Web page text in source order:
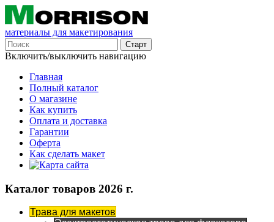
материалы для макетирования
Включить/выключить навигацию
Главная
Полный каталог
О магазине
Как купить
Оплата и доставка
Гарантии
Оферта
Как сделать макет
Каталог товаров 2026 г.
Трава для макетов